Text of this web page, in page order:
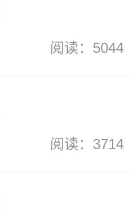
阅读：5044
阅读：3714